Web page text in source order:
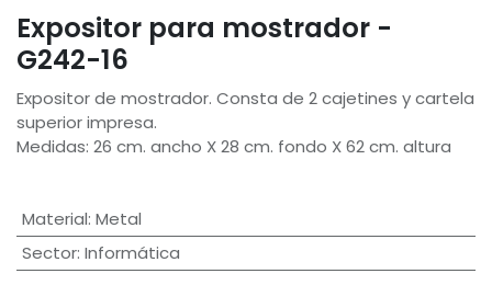
Expositor para mostrador -
G242-16
Expositor de mostrador. Consta de 2 cajetines y cartela
superior impresa.
Medidas: 26 cm. ancho X 28 cm. fondo X 62 cm. altura
Material: Metal
Sector: Informática